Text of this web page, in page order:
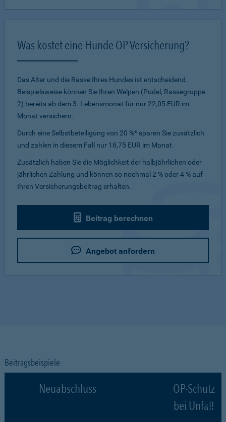
Was kostet eine Hunde OP-Versicherung?
Das Alter und die Rasse Ihres Hundes ist entscheidend.
Beispielsweise können Sie Ihren Welpen (Pudel, Rassegruppe
2) bereits ab dem 3. Lebensmonat für nur 22,05 EUR im
Monat versichern.
Durch eine Selbstbeteiligung von 20 %* sparen Sie zusätzlich
und zahlen in diesem Fall nur 18,75 EUR im Monat.
Zusätzlich haben Sie die Möglichkeit der halbjährlichen oder
jährlichen Zahlung und können so nochmal 2 % oder 4 % auf
Ihren Versicherungsbeitrag erhalten.
Beitrag berechnen
Angebot anfordern
Beitragsbeispiele
Neuabschluss
OP-Schutz
bei Unfall